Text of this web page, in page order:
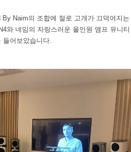
By Naim의 조합에 절로 고개가 끄덕여지는
N4와 네임의 자랑스러운 올인원 앰프 유니티
들어보았습니다